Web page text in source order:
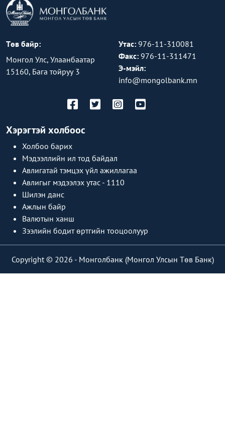
Төв байр:
Монгол Улс, Улаанбаатар
15160, Бага тойруу 3
Утас: 976-11-310081
Факс: 976-11-311471
Э-мэйл:
info@mongolbank.mn
Хэрэгтэй холбоос
Холбоо барих
Мэдээллийн ил тод байдал
Авлигатай тэмцэх үйл ажиллагаа
Авлигыг мэдээлэх утас - 1110
Шилэн данс
Ажлын байр
Валютын ханш
Зээлийн бодит өртгийн тооцоолуур
Copyright © 2026 - Монголбанк (Монгол Улсын Төв Банк)